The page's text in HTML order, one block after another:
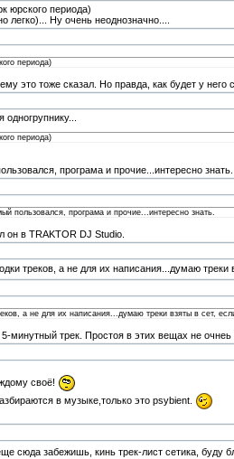
юрского периода)
легко)... Ну очень неоднозначно....
периода)
это тоже сказал. Но правда, как будет у него
периода)
програма и прочие...интересно знать.
пользовался, програма и прочие...интересно знать.
в TRAKTOR DJ Studio.
треков, а не для их написания...думаю
а не для их написания...думаю треки взяты в сет,
минутный трек. Простоя в этих вещах не очнеь
своё!
в музыке,только это psybient.
сюда забежишь, кинь трек-лист сетика, буду